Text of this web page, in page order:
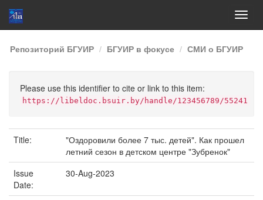
Skip
navigation
Репозиторий БГУИР БГУИР в фокусе СМИ о БГУИР
Please use this identifier to cite or link to this item:
https://libeldoc.bsuir.by/handle/123456789/55241
Title:
"Оздоровили более 7 тыс. детей". Как прошел
летний сезон в детском центре "Зубренок"
Issue
Date:
30-Aug-2023